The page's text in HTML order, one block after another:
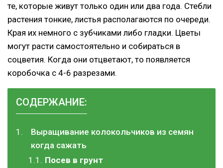
те, которые живут только один или два года. Стебли
растения тонкие, листья располагаются по очереди.
Края их немного с зубчиками либо гладки. Цветы
могут расти самостоятельно и собираться в
соцветия. Когда они отцветают, то появляется
коробочка с 4-6 разрезами.
СОДЕРЖАНИЕ:
Выращивание колокольчиков из семян
когда сажать
Посев в грунт